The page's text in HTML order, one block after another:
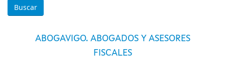
ABOGAVIGO. ABOGADOS Y ASESORES
FISCALES